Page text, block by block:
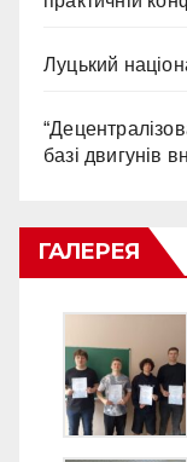
Луцький
базі двигунів
ГАЛЕРЕЯ